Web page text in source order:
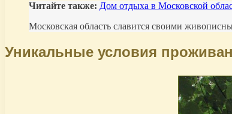
Читайте также: Дом отдыха в Московской
Московская область славится своими
Уникальные условия